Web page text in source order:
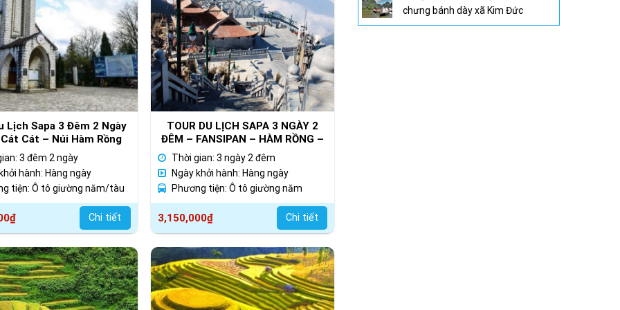
Lịch Sapa 3 Đêm 2 Ngày
Cát – Núi Hàm Rồng
3 đêm 2 ngày
hành: Hàng ngày
tiện: Ô tô giường năm/tàu
₫ Chi tiết
TOUR DU LỊCH SAPA 3 NGÀY 2
ĐÊM – FANSIPAN – HÀM RỒNG –
BẢN CÁT CÁT (NGỦ KHÁCH SẠN)
Thời gian: 3 ngày 2 đêm
Ngày khởi hành: Hàng ngày
Phương tiện: Ô tô giường năm
3,150,000₫ Chi tiết
chưng bánh dày xã Kim Đức